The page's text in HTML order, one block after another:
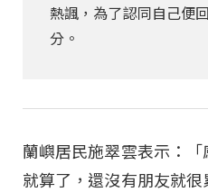
熱諷，為了認同自己便
分。
蘭嶼居民施翠雲表示：
就算了，還沒有朋友就